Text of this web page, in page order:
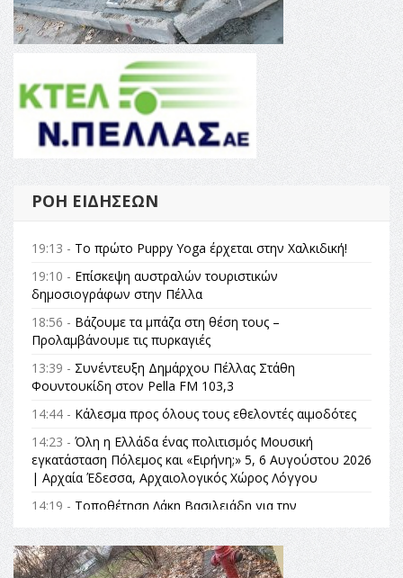
ΡΟΉ ΕΙΔΉΣΕΩΝ
19:13 - Το πρώτο Puppy Yoga έρχεται στην Χαλκιδική!
19:10 - Επίσκεψη αυστραλών τουριστικών
δημοσιογράφων στην Πέλλα
18:56 - Βάζουμε τα μπάζα στη θέση τους –
Προλαμβάνουμε τις πυρκαγιές
13:39 - Συνέντευξη Δημάρχου Πέλλας Στάθη
Φουντουκίδη στον Pella FM 103,3
14:44 - Κάλεσμα προς όλους τους εθελοντές αιμοδότες
14:23 - Όλη η Ελλάδα ένας πολιτισμός Μουσική
εγκατάσταση Πόλεμος και «Ειρήνη;» 5, 6 Αυγούστου 2026
| Αρχαία Έδεσσα, Αρχαιολογικός Χώρος Λόγγου
14:19 - Τοποθέτηση Λάκη Βασιλειάδη για την
Αναθεώρηση του Συντάγματος: «Σε τέτοιες κορυφαίες
θεσμικές διαδικασίες υπάρχει μόνο η ευθύνη απέναντι
στις επόμενες γενιές»